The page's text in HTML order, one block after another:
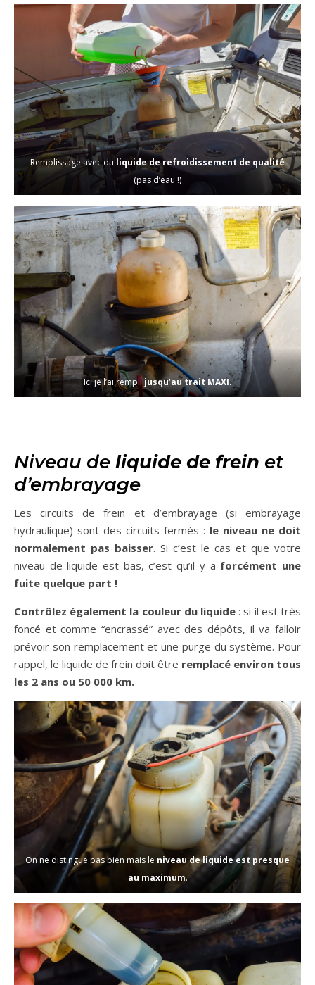
Remplissage avec du liquide de refroidissement de qualité
(pas d’eau !)
Ici je l’ai remplijusqu’au trait MAXI.
Niveau de liquide de frein et
d’embrayage
Les circuits de frein et d’embrayage (si embrayage
hydraulique) sont des circuits fermés : le niveau ne doit
normalement pas baisser. Si c’est le cas et que votre
niveau de liquide est bas, c’est qu’il y a forcément une
fuite quelque part !
Contrôlez également la couleur du liquide : si il est très
foncé et comme “encrassé” avec des dépôts, il va falloir
prévoir son remplacement et une purge du système. Pour
rappel, le liquide de frein doit être remplacé environ tous
les 2 ans ou 50 000 km.
On ne distingue pas bien mais le niveau de liquide est presque
au maximum.